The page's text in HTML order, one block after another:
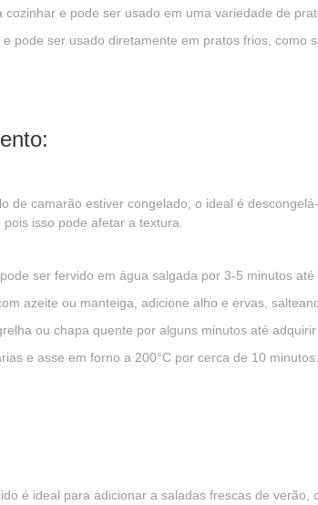
cozinhar e pode ser usado em uma variedade de
e pode ser usado diretamente em pratos frios, como
de camarão estiver congelado, o ideal é
isso pode afetar a textura.
ser fervido em água salgada por 3-5 minutos até
azeite ou manteiga, adicione alho e ervas,
ou chapa quente por alguns minutos até
e asse em forno a 200°C por cerca de 10 minutos.
é ideal para adicionar a saladas frescas de